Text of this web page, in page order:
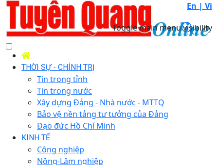
En | Vi
Toggle main menu visibility
THỜI SỰ - CHÍNH TRỊ
Tin trong tỉnh
Tin trong nước
Xây dựng Đảng - Nhà nước - MTTQ
Bảo vệ nền tảng tư tưởng của Đảng
Đạo đức Hồ Chí Minh
KINH TẾ
Công nghiệp
Nông-Lâm nghiệp